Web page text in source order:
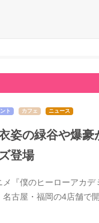
ト カフェ ニュース
姿の緑谷や爆
登場
メ『僕のヒーローアカ
名古屋・福岡の4店舗で